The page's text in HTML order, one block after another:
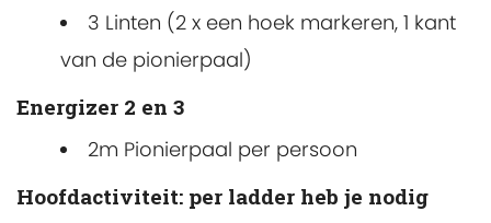
3 Linten (2 x een hoek markeren, 1 kant
van de pionierpaal)
Energizer 2 en 3
2m Pionierpaal per persoon
Hoofdactiviteit: per ladder heb je nodig